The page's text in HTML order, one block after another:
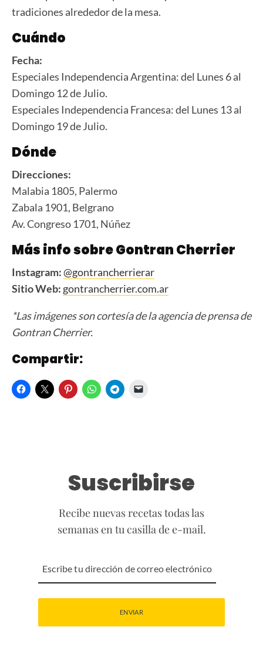
tradiciones alrededor de la mesa.
Cuándo
Fecha:
Especiales Independencia Argentina: del Lunes 6 al
Domingo 12 de Julio.
Especiales Independencia Francesa: del Lunes 13 al
Domingo 19 de Julio.
Dónde
Direcciones:
Malabia 1805, Palermo
Zabala 1901, Belgrano
Av. Congreso 1701, Núñez
Más info sobre Gontran Cherrier
Instagram:@gontrancherrierar
Sitio Web: gontrancherrier.com.ar
*Las imágenes son cortesía de la agencia de prensa de
Gontran Cherrier.
Compartir:
Suscribirse
Recibe nuevas recetas todas las
semanas en tu casilla de e-mail.